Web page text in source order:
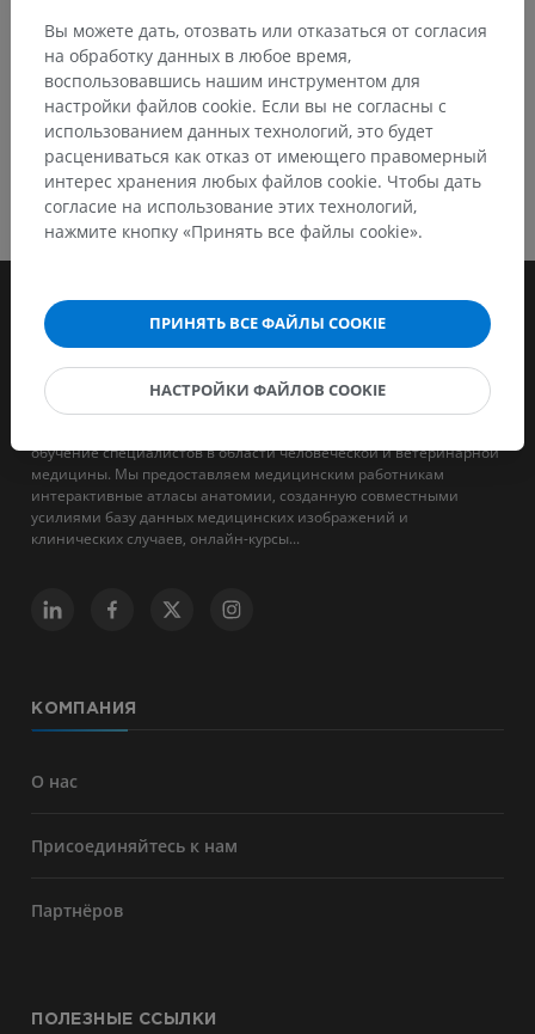
обучение специалистов в области человеческой и ветеринарной
медицины. Мы предоставляем медицинским работникам
интерактивные атласы анатомии, созданную совместными
усилиями базу данных медицинских изображений и
клинических случаев, онлайн-курсы...
КОМПАНИЯ
О нас
Присоединяйтесь к нам
Партнёров
ПОЛЕЗНЫЕ ССЫЛКИ
Вы можете дать, отозвать или отказаться от согласия
на обработку данных в любое время,
воспользовавшись нашим инструментом для
настройки файлов cookie. Если вы не согласны с
использованием данных технологий, это будет
расцениваться как отказ от имеющего правомерный
интерес хранения любых файлов cookie. Чтобы дать
согласие на использование этих технологий,
нажмите кнопку «Принять все файлы cookie».
ПРИНЯТЬ ВСЕ ФАЙЛЫ COOKIE
НАСТРОЙКИ ФАЙЛОВ COOKIE